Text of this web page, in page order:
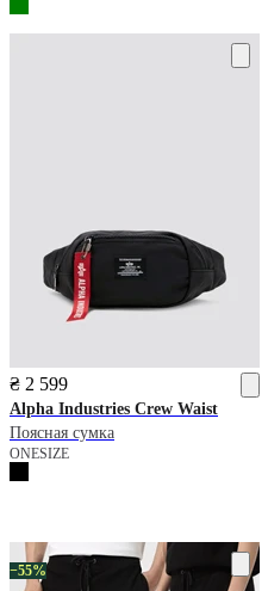
₴ 2 599
Alpha Industries Crew Waist
Поясная сумка
ONESIZE
−55%